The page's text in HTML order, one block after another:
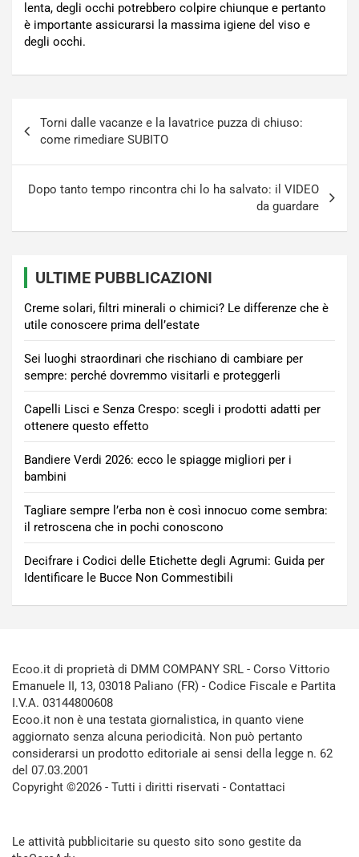
lenta, degli occhi potrebbero colpire chiunque e pertanto
è importante assicurarsi la massima igiene del viso e
degli occhi.
articoli
Torni dalle vacanze e la lavatrice puzza di chiuso:
come rimediare SUBITO
Dopo tanto tempo rincontra chi lo ha salvato: il VIDEO
da guardare
ULTIME PUBBLICAZIONI
Creme solari, filtri minerali o chimici? Le differenze che è
utile conoscere prima dell’estate
Sei luoghi straordinari che rischiano di cambiare per
sempre: perché dovremmo visitarli e proteggerli
Capelli Lisci e Senza Crespo: scegli i prodotti adatti per
ottenere questo effetto
Bandiere Verdi 2026: ecco le spiagge migliori per i
bambini
Tagliare sempre l’erba non è così innocuo come sembra:
il retroscena che in pochi conoscono
Decifrare i Codici delle Etichette degli Agrumi: Guida per
Identificare le Bucce Non Commestibili
Ecoo.it di proprietà di DMM COMPANY SRL - Corso Vittorio
Emanuele II, 13, 03018 Paliano (FR) - Codice Fiscale e Partita
I.V.A. 03144800608
Ecoo.it non è una testata giornalistica, in quanto viene
aggiornato senza alcuna periodicità. Non può pertanto
considerarsi un prodotto editoriale ai sensi della legge n. 62
del 07.03.2001
Copyright ©2026 - Tutti i diritti riservati - Contattaci
Le attività pubblicitarie su questo sito sono gestite da